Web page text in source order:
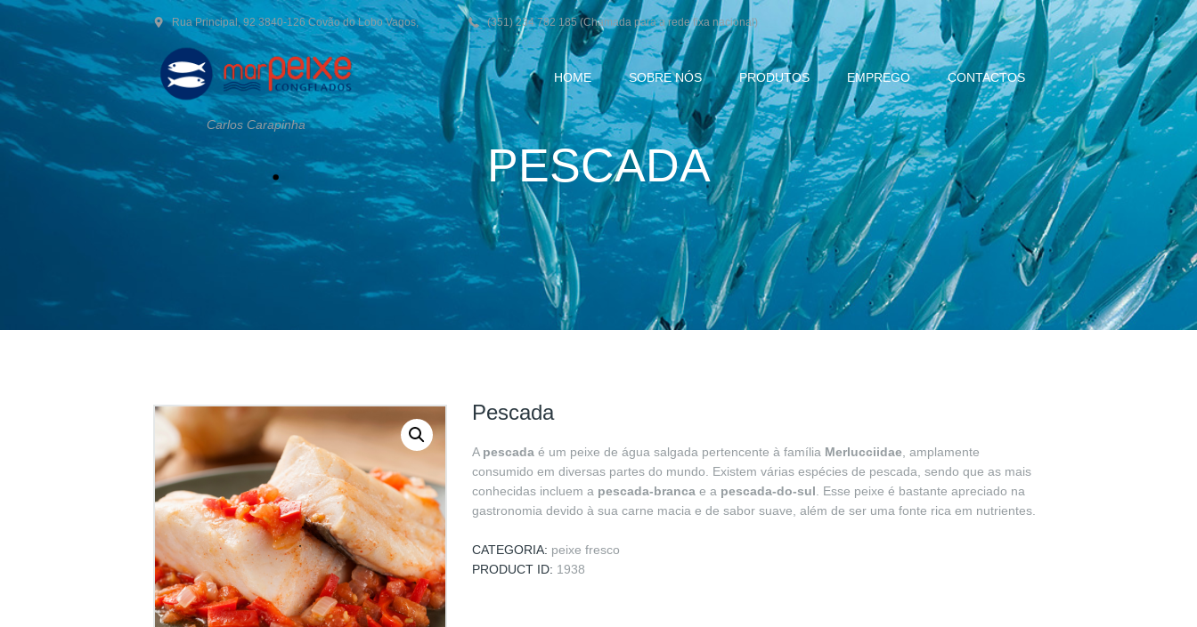
Rua Principal, 92 3840-126 Covão do Lobo Vagos, (351) 234 782 185 (Chamada para a rede fixa nacional)
Carlos Carapinha
HOME SOBRE NÓS PRODUTOS EMPREGO CONTACTOS
PESCADA
Pescada
A pescada é um peixe de água salgada pertencente à família Merlucciidae, amplamente
consumido em diversas partes do mundo. Existem várias espécies de pescada, sendo que as mais
conhecidas incluem a pescada-branca e a pescada-do-sul. Esse peixe é bastante apreciado na
gastronomia devido à sua carne macia e de sabor suave, além de ser uma fonte rica em nutrientes.
CATEGORIA: peixe fresco
PRODUCT ID: 1938